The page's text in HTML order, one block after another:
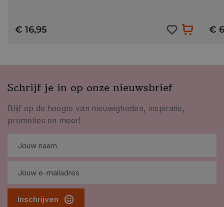
€ 16,95 €
Schrijf je in op onze nieuwsbrief
Blijf op de hoogte van nieuwigheden, inspiratie,
promoties en meer!
Inschrijven